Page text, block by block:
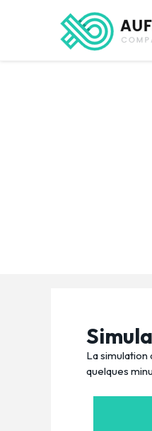
La
quelques